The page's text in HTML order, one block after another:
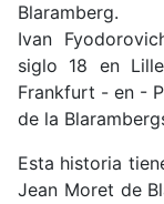
Blaramberg.
Ivan
siglo 18 en
Frankfurt - en -
de la
Esta historia
Jean Moret de